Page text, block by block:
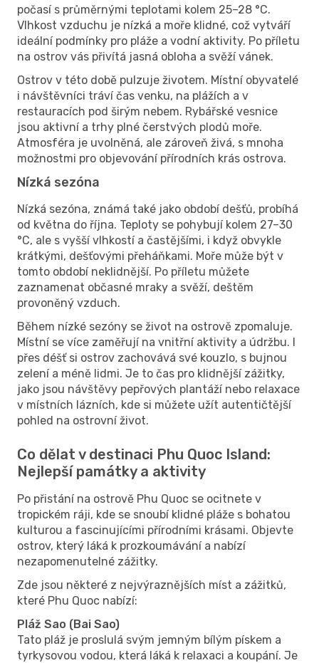
počasí s průměrnými teplotami kolem 25–28 °C.
Vlhkost vzduchu je nízká a moře klidné, což vytváří
ideální podmínky pro pláže a vodní aktivity. Po příletu
na ostrov vás přivítá jasná obloha a svěží vánek.
Ostrov v této době pulzuje životem. Místní obyvatelé
i návštěvníci tráví čas venku, na plážích a v
restauracích pod širým nebem. Rybářské vesnice
jsou aktivní a trhy plné čerstvých plodů moře.
Atmosféra je uvolněná, ale zároveň živá, s mnoha
možnostmi pro objevování přírodních krás ostrova.
Nízká sezóna
Nízká sezóna, známá také jako období dešťů, probíhá
od května do října. Teploty se pohybují kolem 27–30
°C, ale s vyšší vlhkostí a častějšími, i když obvykle
krátkými, dešťovými přeháňkami. Moře může být v
tomto období neklidnější. Po příletu můžete
zaznamenat občasné mraky a svěží, deštěm
provoněný vzduch.
Během nízké sezóny se život na ostrově zpomaluje.
Místní se více zaměřují na vnitřní aktivity a údržbu. I
přes déšť si ostrov zachovává své kouzlo, s bujnou
zelení a méně lidmi. Je to čas pro klidnější zážitky,
jako jsou návštěvy pepřových plantáží nebo relaxace
v místních lázních, kde si můžete užít autentičtější
pohled na ostrovní život.
Co dělat v destinaci Phu Quoc Island:
Nejlepší památky a aktivity
Po přistání na ostrově Phu Quoc se ocitnete v
tropickém ráji, kde se snoubí klidné pláže s bohatou
kulturou a fascinujícími přírodními krásami. Objevte
ostrov, který láká k prozkoumávání a nabízí
nezapomenutelné zážitky.
Zde jsou některé z nejvýraznějších míst a zážitků,
které Phu Quoc nabízí:
Pláž Sao (Bai Sao)
Tato pláž je proslulá svým jemným bílým pískem a
tyrkysovou vodou, která láká k relaxaci a koupání. Je